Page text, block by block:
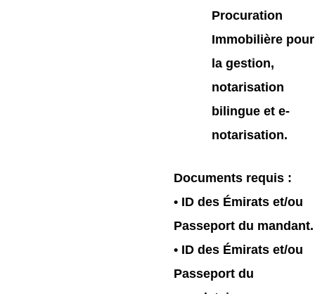
Procuration
Immobilière pour
la gestion,
notarisation
bilingue et e-
notarisation.
Documents requis:
• ID des Émirats et/ou
Passeport du mandant.
• ID des Émirats et/ou
Passeport du